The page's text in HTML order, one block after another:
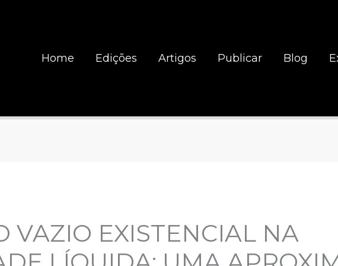
Home Edições Artigos Publicar Blog
VAZIO EXISTENCIAL NA